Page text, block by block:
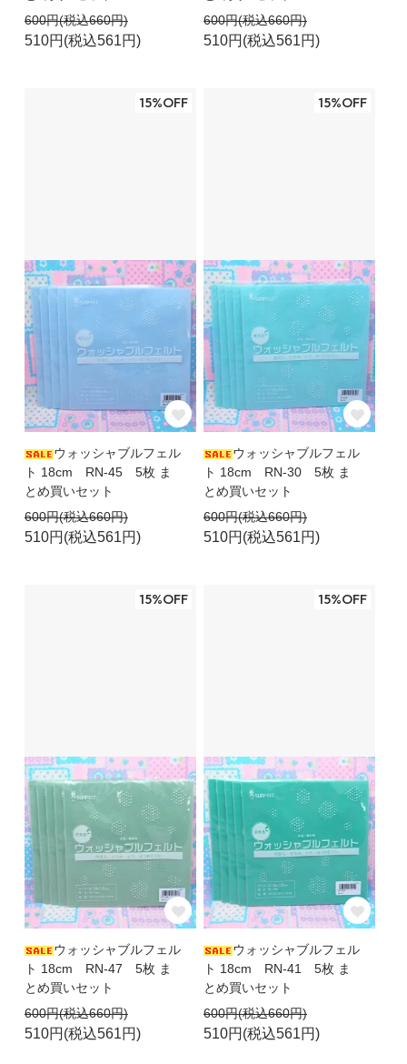
600円(税込660円)
510円(税込561円)
600円(税込660円)
510円(税込561円)
15%OFF
ウォッシャブルフェル
ト 18cm RN-45 5枚 ま
とめ買いセット
600円(税込660円)
510円(税込561円)
15%OFF
ウォッシャブルフェル
ト 18cm RN-30 5枚 ま
とめ買いセット
600円(税込660円)
510円(税込561円)
15%OFF
ウォッシャブルフェル
ト 18cm RN-47 5枚 ま
とめ買いセット
600円(税込660円)
510円(税込561円)
15%OFF
ウォッシャブルフェル
ト 18cm RN-41 5枚 ま
とめ買いセット
600円(税込660円)
510円(税込561円)